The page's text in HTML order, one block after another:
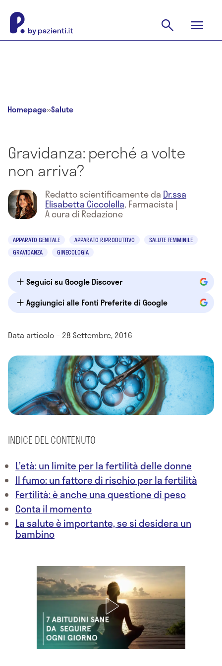
Homepage»Salute
Gravidanza: perché a volte
non arriva?
Redatto scientificamente da Dr.ssa
Elisabetta Ciccolella, Farmacista |
A cura di Redazione
APPARATO GENITALE APPARATO RIPRODUTTIVO
SALUTE FEMMINILE
GRAVIDANZA
GINECOLOGIA
Seguici su Google Discover
Aggiungici alle Fonti Preferite di Google
Data articolo – 28 Settembre, 2016
INDICE DEL CONTENUTO
L’età: un limite per la fertilità delle donne
Il fumo: un fattore di rischio per la fertilità
Fertilità: è anche una questione di peso
Conta il momento
La salute è importante, se si desidera un
bambino